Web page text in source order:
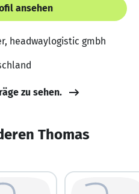
ansehen
headwaylogistic gmbh
zu sehen.
Thomas